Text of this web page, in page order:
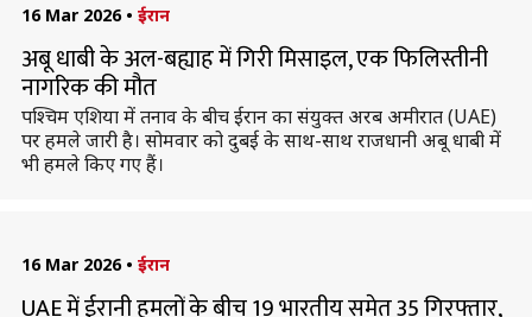
16 Mar 2026 • ईरान
अबू धाबी के अल-बह्याह में गिरी मिसाइल, एक फिलिस्तीनी
नागरिक की मौत
पश्चिम एशिया में तनाव के बीच ईरान का संयुक्त अरब अमीरात (UAE)
पर हमले जारी है। सोमवार को दुबई के साथ-साथ राजधानी अबू धाबी में
भी हमले किए गए हैं।
16 Mar 2026 • ईरान
UAE में ईरानी हमलों के बीच 19 भारतीय समेत 35 गिरफ्तार,